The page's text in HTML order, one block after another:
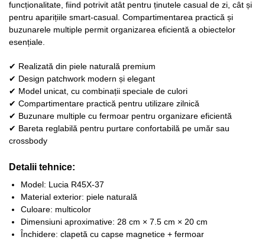
funcționalitate, fiind potrivit atât pentru ținutele casual de zi, cât și
pentru aparițiile smart-casual. Compartimentarea practică și
buzunarele multiple permit organizarea eficientă a obiectelor
esențiale.
✔ Realizată din piele naturală premium
✔ Design patchwork modern și elegant
✔ Model unicat, cu combinații speciale de culori
✔ Compartimentare practică pentru utilizare zilnică
✔ Buzunare multiple cu fermoar pentru organizare eficientă
✔ Bareta reglabilă pentru purtare confortabilă pe umăr sau
crossbody
Detalii tehnice:
Model: Lucia R45X-37
Material exterior: piele naturală
Culoare: multicolor
Dimensiuni aproximative: 28 cm × 7.5 cm × 20 cm
Închidere: clapetă cu capse magnetice + fermoar